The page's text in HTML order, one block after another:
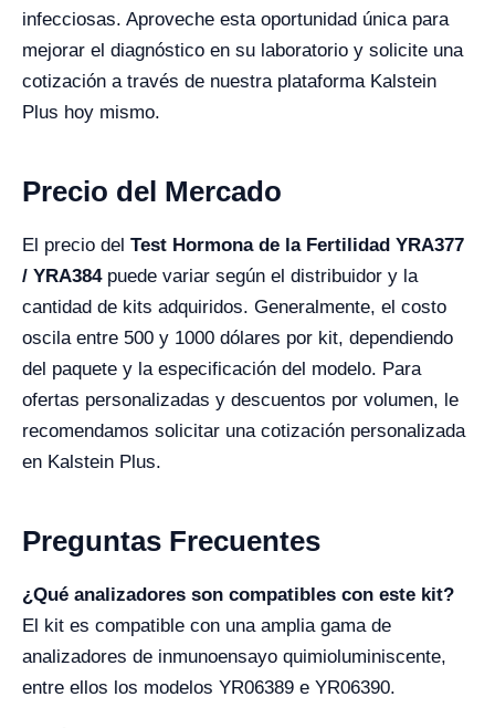
infecciosas. Aproveche esta oportunidad única para
mejorar el diagnóstico en su laboratorio y solicite una
cotización a través de nuestra plataforma Kalstein
Plus hoy mismo.
Precio del Mercado
El precio del Test Hormona de la Fertilidad YRA377
/ YRA384puede variar según el distribuidor y la
cantidad de kits adquiridos. Generalmente, el costo
oscila entre 500 y 1000 dólares por kit, dependiendo
del paquete y la especificación del modelo. Para
ofertas personalizadas y descuentos por volumen, le
recomendamos solicitar una cotización personalizada
en Kalstein Plus.
Preguntas Frecuentes
¿Qué analizadores son compatibles con este kit?
El kit es compatible con una amplia gama de
analizadores de inmunoensayo quimioluminiscente,
entre ellos los modelos YR06389 e YR06390.